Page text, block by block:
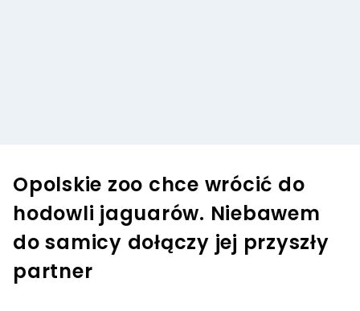
Opolskie zoo chce wrócić do
hodowli jaguarów. Niebawem
do samicy dołączy jej przyszły
partner